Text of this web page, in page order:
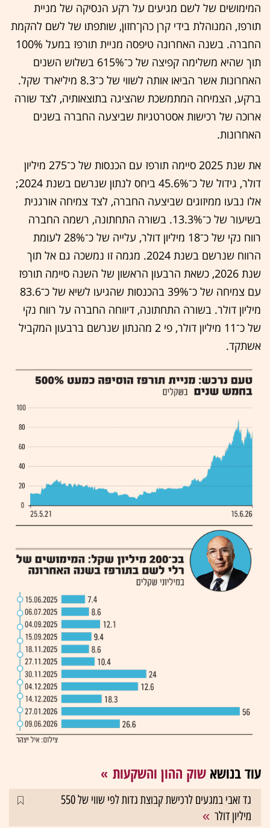
המימושים של לשם מגיעים על רקע הנסיקה של מניית
תורפז, המנוהלת בידי קרן כהן־חזון, שותפתו של לשם להקמת
החברה. בשנה האחרונה טיפסה מניית תורפז במעל 100%
תוך שהיא משלימה קפיצה של כ־615% בשלוש השנים
האחרונות אשר הביאו אותה לשווי של כ־8.3 מיליארד שקל.
ברקע, הצמיחה המתמשכת שהציגה בתוצאותיה, לצד שורה
ארוכה של רכישות אסטרטגיות שביצעה החברה בשנים
האחרונות.
את שנת 2025 סיימה תורפז עם הכנסות של כ־275 מיליון
דולר, גידול של כ־45.6% ביחס לנתון שנרשם בשנת 2024;
אלו נבעו ממיזוגים שביצעה החברה, לצד צמיחה אורגנית
בשיעור של כ־13.3%. בשורה התחתונה, רשמה החברה
רווח נקי של כ־18 מיליון דולר, עלייה של כ־28% לעומת
הרווח שנרשם בשנת 2024. מגמה זו נמשכה גם אל תוך
שנת 2026, כשאת הרבעון הראשון של השנה סיימה תורפז
עם צמיחה של כ־39% בהכנסות שהגיעו לשיא של כ־83.6
מיליון דולר. בשורה התחתונה, דיווחה החברה על רווח נקי
של כ־11 מיליון דולר, פי 2 מהנתון שנרשם ברבעון המקביל
אשתקד.
עוד בנושא שוק ההון והשקעות
גד זאבי במגעים לרכישת קבוצת גדות לפי שווי של 550
מיליון דולר